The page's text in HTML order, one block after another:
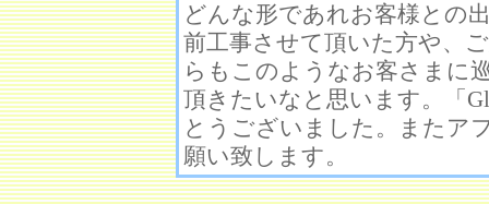
どんな形であれお客様との
前工事させて頂いた方や、
らもこのようなお客さまに
頂きたいなと思います。「
とうございました。またア
願い致します。